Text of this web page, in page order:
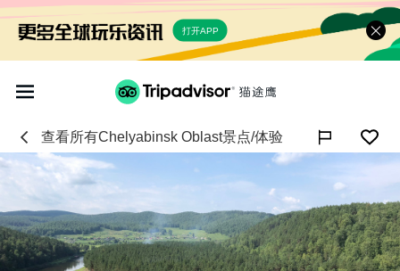
打开APP
查看所有Chelyabinsk Oblast景点/体验